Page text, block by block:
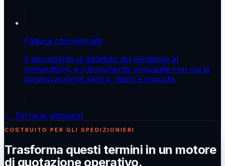
Fattura commerciale
Il documento di addebito del venditore al
compratore, e il documento principale con cui la
dogana accerta valore, dazio e imposte.
← Torna al glossario
COSTRUITO PER GLI SPEDIZIONIERI
Trasforma questi termini in un motore
di quotazione operativo.